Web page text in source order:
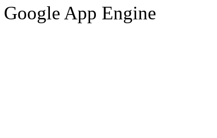
Google App Engine